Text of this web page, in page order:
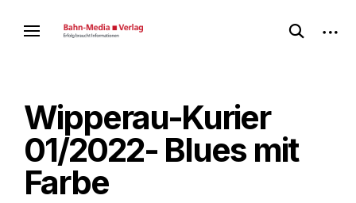
Bahnmediathek
des Bahnmedia-Verlags
open
search
open
Wipperau-Kurier
01/2022- Blues mit
Farbe